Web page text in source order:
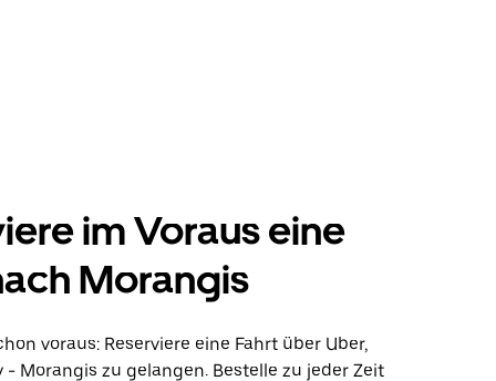
im Voraus eine
Morangis
voraus: Reserviere eine Fahrt über Uber,
- Morangis zu gelangen. Bestelle zu jeder Zeit